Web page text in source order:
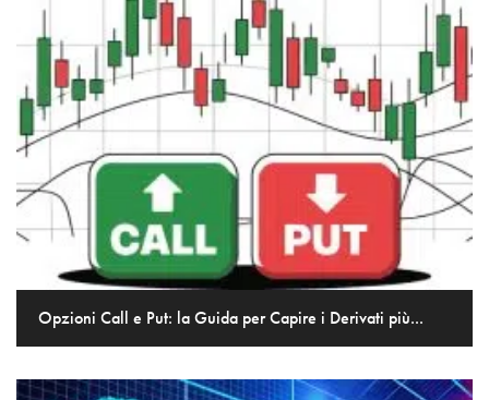
Opzioni Call e Put: la Guida per Capire i Derivati più...